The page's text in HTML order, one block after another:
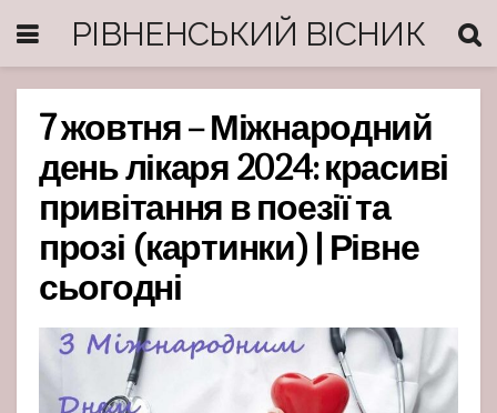
РІВНЕНСЬКИЙ ВІСНИК
7 жовтня – Міжнародний
день лікаря 2024: красиві
привітання в поезії та
прозі (картинки) | Рівне
сьогодні